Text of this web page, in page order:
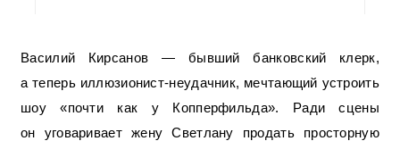
Василий Кирсанов — бывший банковский клерк,
а теперь иллюзионист-неудачник, мечтающий устроить
шоу «почти как у Копперфильда». Ради сцены
он уговаривает жену Светлану продать просторную